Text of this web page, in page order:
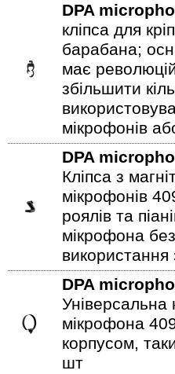
DPA
кліпса для
барабана;
має
збільшити
мікрофонів
DPA
Кліпса з
мікрофонів
роялів та
мікрофона
DPA
Універсальна
мікрофона
корпусом,
шт